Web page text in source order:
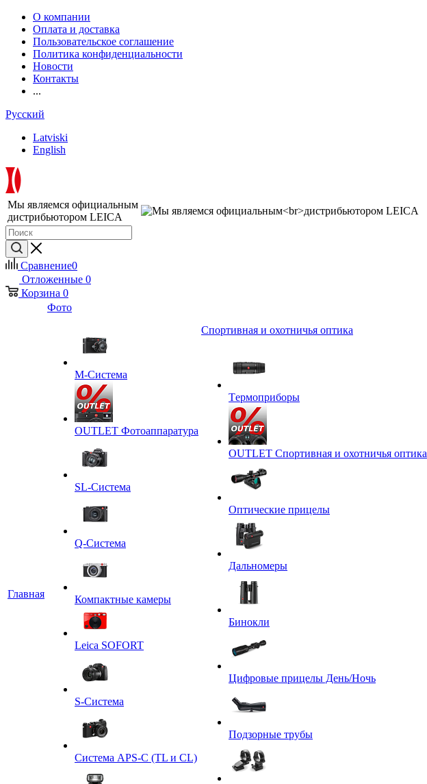
О компании
Оплата и доставка
Пользовательское соглашение
Политика конфиденциальности
Новости
Контакты
...
Русский
Latviski
English
Мы являемся официальным
дистрибьютором LEICA
Сравнение0
Отложенные 0
Корзина 0
Главная
Фото
M-Система
OUTLET Фотоаппаратура
SL-Система
Q-Cистема
Компактные камеры
Leica SOFORT
S-Система
Система APS-C (TL и CL)
Спортивная и охотничья оптика
Tермоприборы
OUTLET Спортивная и охотничья оптика
Оптические прицелы
Дальномеры
Бинокли
Цифровые прицелы День/Ночь
Подзорные трубы